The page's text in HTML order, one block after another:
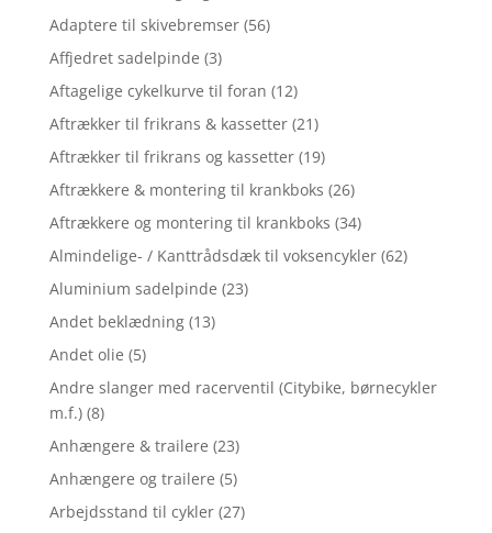
Adaptere til skivebremser (56)
Affjedret sadelpinde (3)
Aftagelige cykelkurve til foran (12)
Aftrækker til frikrans & kassetter (21)
Aftrækker til frikrans og kassetter (19)
Aftrækkere & montering til krankboks (26)
Aftrækkere og montering til krankboks (34)
Almindelige- / Kanttrådsdæk til voksencykler (62)
Aluminium sadelpinde (23)
Andet beklædning (13)
Andet olie (5)
Andre slanger med racerventil (Citybike, børnecykler
m.f.) (8)
Anhængere & trailere (23)
Anhængere og trailere (5)
Arbejdsstand til cykler (27)